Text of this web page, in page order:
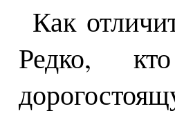
Как
Редко,